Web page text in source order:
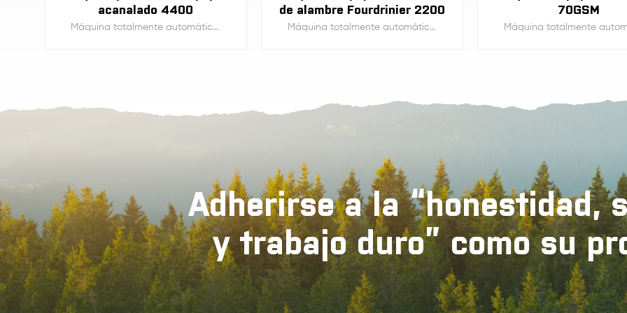
acanalado 4400
Máquina totalmente automática para la fabricación de pulpa y papel corrugado Fourdrinier con material de pulpa virgen, cajas de cartón recicladas, etc.
de alambre Fourdrinier 2200
Máquina totalmente automática para la fabricación de pulpa y papel corrugado Fourdrinier con material de pulpa virgen, cajas de cartón recicladas, etc.
APRENDE MÁS
70GSM
APRENDE MÁS
Adherirse a la “honestidad,
y trabajo duro” como su